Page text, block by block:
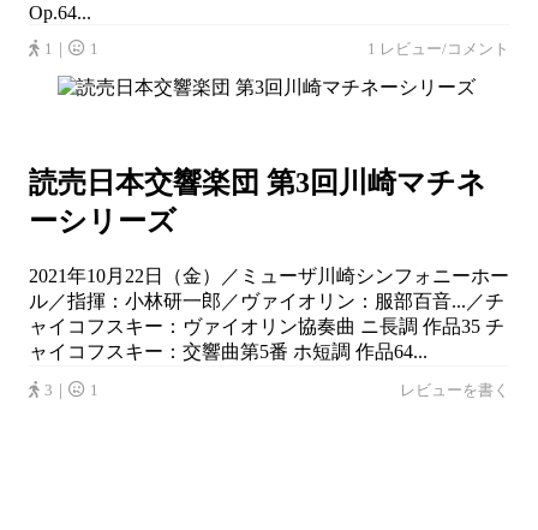
Op.64...
1｜ 1 1 レビュー/コメント
読売日本交響楽団 第3回川崎マチネ
ーシリーズ
2021年10月22日（金）／ミューザ川崎シンフォニーホー
ル／指揮：小林研一郎／ヴァイオリン：服部百音...／チ
ャイコフスキー：ヴァイオリン協奏曲 ニ長調 作品35 チ
ャイコフスキー：交響曲第5番 ホ短調 作品64...
3｜ 1 レビューを書く